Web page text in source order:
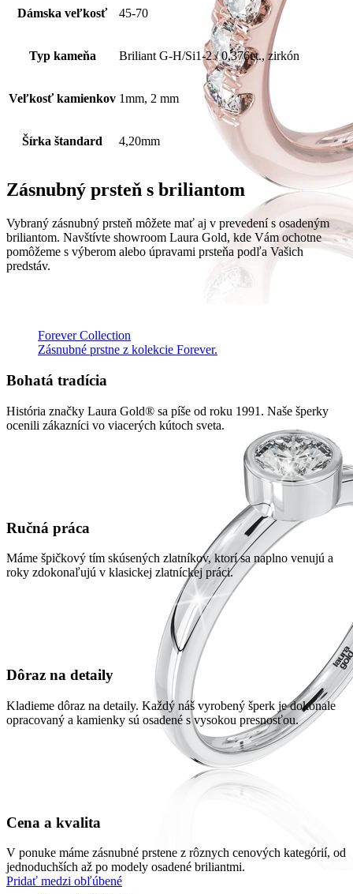
Forever Collection
Zásnubné prstne z kolekcie Forever.
Dámska veľkosť 45-70
Typ kameňa Briliant G-H/Si1-2 / 0,376ct., zirkón
Veľkosť kamienkov 1mm, 2 mm
Šírka štandard 4,20mm
Zásnubný prsteň s briliantom
Vybraný zásnubný prsteň môžete mať aj v prevedení s osadeným
briliantom. Navštívte showroom Laura Gold, kde Vám ochotne
pomôžeme s výberom alebo úpravami prsteňa podľa Vašich
predstáv.
Bohatá tradícia
História značky Laura Gold® sa píše od roku 1991. Naše šperky
ocenili zákazníci vo viacerých kútoch sveta.
Ručná práca
Máme špičkový tím skúsených zlatníkov, ktorí sa naplno venujú a
roky zdokonaľujú v klasickej zlatníckej práci.
Dôraz na detaily
Kladieme dôraz na detaily. Každý náš vyrobený šperk je dokonale
opracovaný a kamienky sú osadené s vysokou presnosťou.
Cena a kvalita
V ponuke máme zásnubné prstene z rôznych cenových kategórií, od
jednoduchších až po modely osadené briliantmi.
Pridať medzi obľúbené